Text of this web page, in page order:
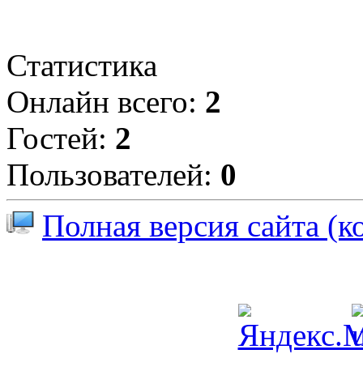
Статистика
Онлайн всего: 2
Гостей: 2
Пользователей: 0
Полная версия сайта